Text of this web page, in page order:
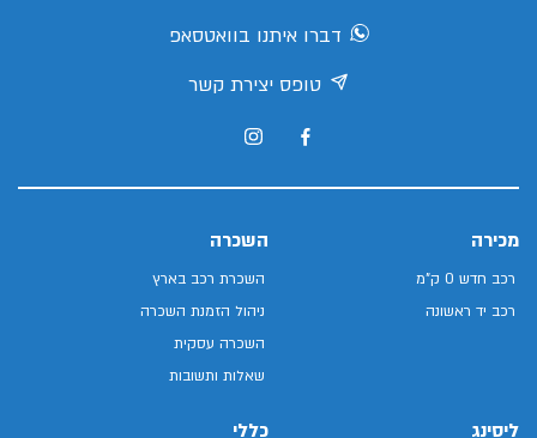
דברו איתנו בוואטסאפ
טופס יצירת קשר
מכירה
רכב חדש 0 ק"מ
רכב יד ראשונה
השכרה
השכרת רכב בארץ
ניהול הזמנת השכרה
השכרה עסקית
שאלות ותשובות
ליסינג כללי